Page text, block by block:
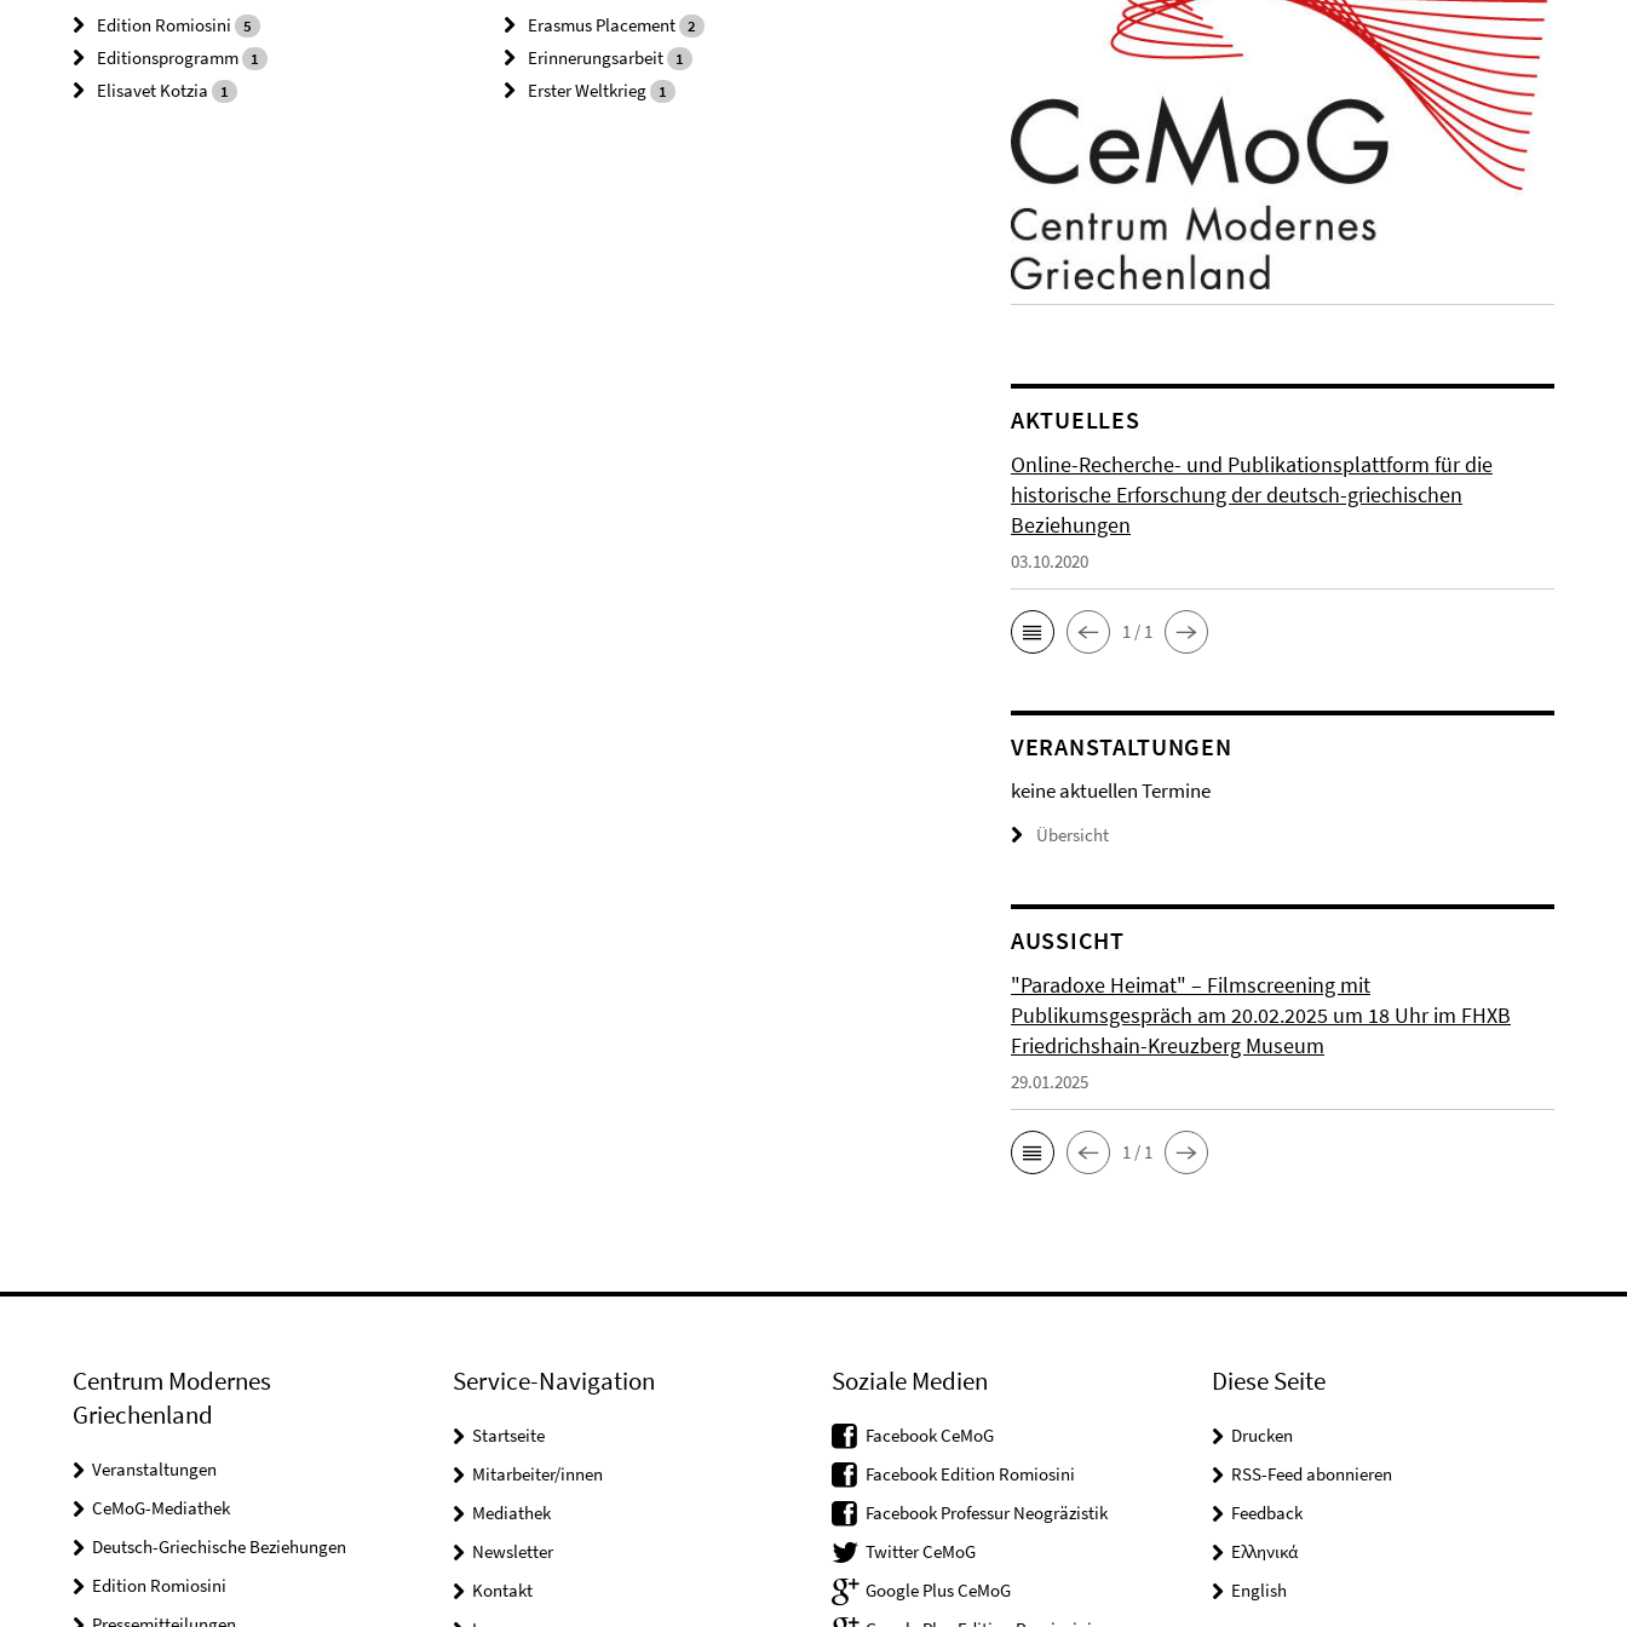
Edition Romiosini 5
Editionsprogramm 1
Elisavet Kotzia 1
Erasmus Placement 2
Erinnerungsarbeit 1
Erster Weltkrieg 1
AKTUELLES
Online-Recherche- und Publikationsplattform für die
historische Erforschung der deutsch-griechischen
Beziehungen
03.10.2020
1 / 1
VERANSTALTUNGEN
keine aktuellen Termine
Übersicht
AUSSICHT
"Paradoxe Heimat" – Filmscreening mit
Publikumsgespräch am 20.02.2025 um 18 Uhr im FHXB
Friedrichshain-Kreuzberg Museum
29.01.2025
1 / 1
Centrum Modernes
Griechenland
Veranstaltungen
CeMoG-Mediathek
Deutsch-Griechische Beziehungen
Edition Romiosini
Service-Navigation
Startseite
Mitarbeiter/innen
Mediathek
Newsletter
Kontakt
Soziale Medien
Facebook CeMoG
Facebook Edition Romiosini
Facebook Professur Neogräzistik
Twitter CeMoG
Google Plus CeMoG
Diese Seite
Drucken
RSS-Feed abonnieren
Feedback
Ελληνικά
English